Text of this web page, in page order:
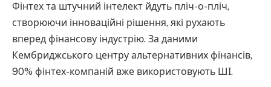
Фінтех та штучний інтелект йдуть пліч-о-пліч,
створюючи інноваційні рішення, які рухають
вперед фінансову індустрію. За даними
Кембриджського центру альтернативних фінансів,
90% фінтех-компаній вже використовують ШІ.